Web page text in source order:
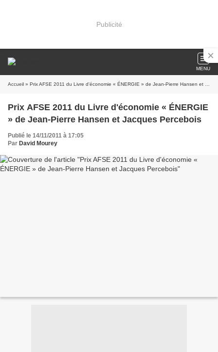
Publicité
MENU
Accueil » Prix AFSE 2011 du Livre d'économie « ÉNERGIE » de Jean-Pierre Hansen et Jacques Percebois
Prix AFSE 2011 du Livre d'économie « ÉNERGIE
» de Jean-Pierre Hansen et Jacques Percebois
Publié le 14/11/2011 à 17:05
Par David Mourey